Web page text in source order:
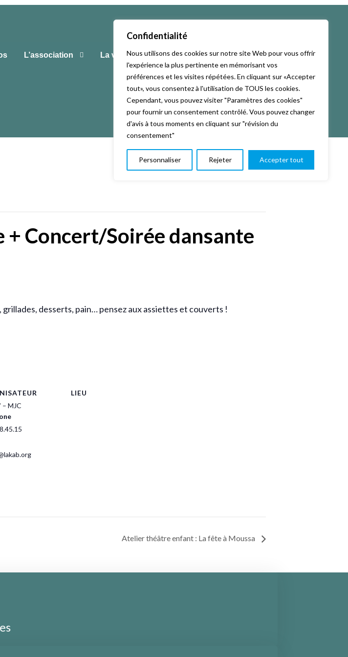
Confidentialité
Nous utilisons des cookies sur notre site Web pour vous offrir
l'expérience la plus pertinente en mémorisant vos
préférences et les visites répétées. En cliquant sur «Accepter
tout», vous consentez à l'utilisation de TOUS les cookies.
Cependant, vous pouvez visiter "Paramètres des cookies"
pour fournir un consentement contrôlé. Vous pouvez changer
d'avis à tous moments en cliquant sur "révision du
consentement"
Personnaliser Rejeter Accepter tout
L’association La vie de La KAB’
+ Concert/Soirée dansante
desserts, pain… pensez aux assiettes et couverts !
– MJC
LIEU
Atelier théâtre enfant : La fête à Moussa